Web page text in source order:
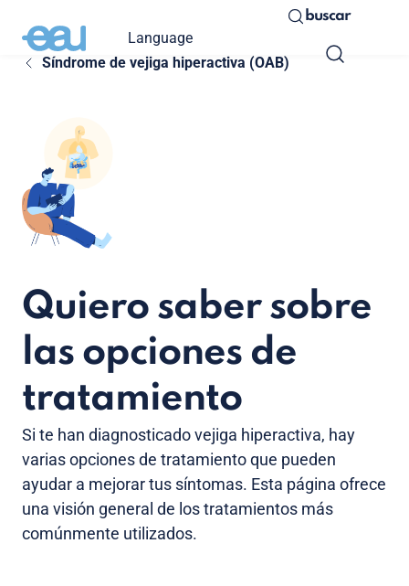
Language
buscar
Síndrome de vejiga hiperactiva (OAB)
Quiero saber sobre
las opciones de
tratamiento
Si te han diagnosticado vejiga hiperactiva, hay
varias opciones de tratamiento que pueden
ayudar a mejorar tus síntomas. Esta página ofrece
una visión general de los tratamientos más
comúnmente utilizados.